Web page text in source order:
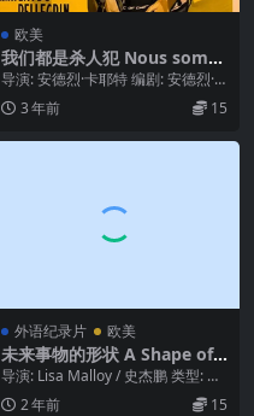
欧美
我们都是杀人犯 Nous somm
es tous des assassins (195
2)
导演: 安德烈·卡耶特 编剧: 安德烈·
卡耶特 / 夏尔·斯巴克 主演: 马塞尔...
3 年前 15
外语纪录片 欧美
未来事物的形状 A Shape of T
hings to Come (2020)
导演: Lisa Malloy / 史杰鹏 类型: 纪
录片 / 冒险 制片国家/...
2 年前 15